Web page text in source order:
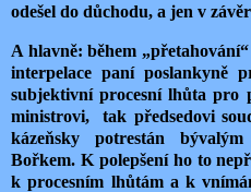
odešel do důchodu, a jen v
A hlavně: během
interpelace paní poslankyně
subjektivní procesní lhůta pro
ministrovi, tak předsedovi
kázeňsky potrestán
Bořkem. K polepšení ho to
k procesním lhůtám a k